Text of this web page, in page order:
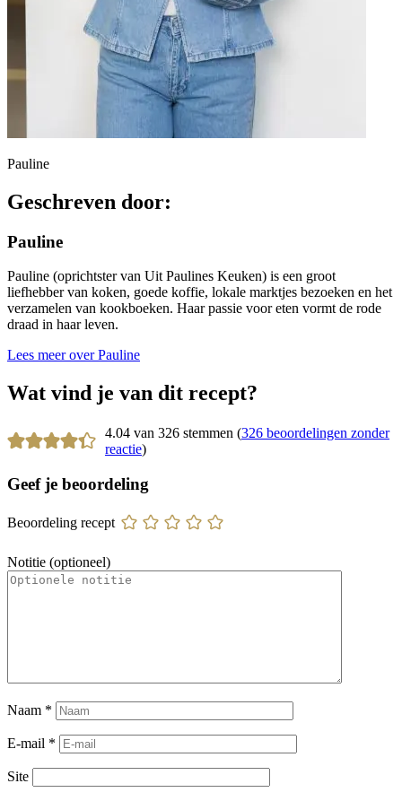
Pauline
Geschreven door:
Pauline
Pauline (oprichtster van Uit Paulines Keuken) is een groot
liefhebber van koken, goede koffie, lokale marktjes bezoeken en het
verzamelen van kookboeken. Haar passie voor eten vormt de rode
draad in haar leven.
Lees meer over Pauline
Wat vind je van dit recept?
4.04 van 326 stemmen (326 beoordelingen zonder
reactie)
Geef je beoordeling
Beoordeling recept
Notitie (optioneel)
Naam *
E-mail *
Site